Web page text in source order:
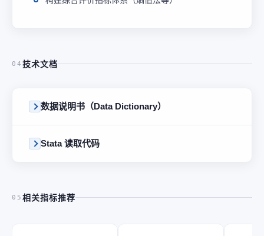
04 技术文档
数据说明书（Data Dictionary）
Stata 读取代码
05 相关指标推荐